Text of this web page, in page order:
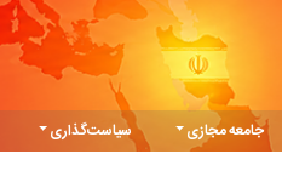
جامعه مجازی سیاست‌گذاری